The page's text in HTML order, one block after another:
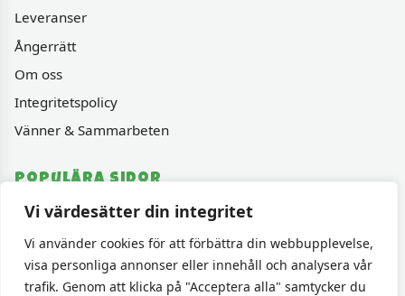
Vi värdesätter din integritet
Vi använder cookies för att förbättra din webbupplevelse,
visa personliga annonser eller innehåll och analysera vår
trafik. Genom att klicka på "Acceptera alla" samtycker du
Leveranser
Ångerrätt
Om oss
Integritetspolicy
Vänner & Sammarbeten
Populära sidor
Varumärken
Fyndhörnan
1000 bitars pussel